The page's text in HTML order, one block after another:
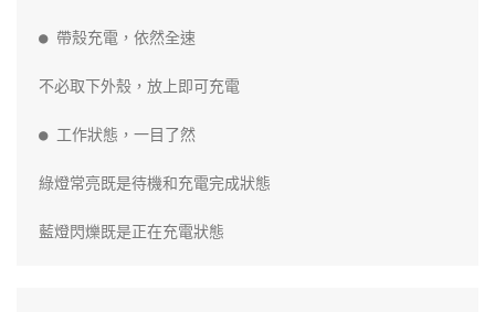
● 帶殼充電，依然全速
不必取下外殼，放上即可充電
● 工作狀態，一目了然
綠燈常亮既是待機和充電完成狀態
藍燈閃爍既是正在充電狀態